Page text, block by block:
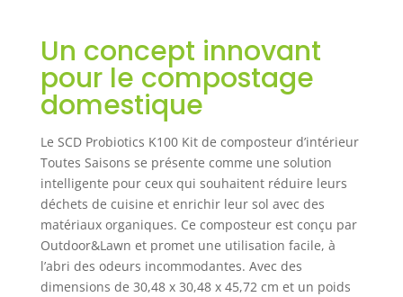
d'évacuer
l'humidité libérée
par les restes de
éviter tout gâchis
Le robinet permet
un retrait facile du
thé de compost
liquide pour être
utilisé comme
engrais végétal ou
domestique
Un concept innovant
pour le compostage
domestique
Le SCD Probiotics K100 Kit de composteur d’intérieur
Toutes Saisons se présente comme une solution
intelligente pour ceux qui souhaitent réduire leurs
déchets de cuisine et enrichir leur sol avec des
matériaux organiques. Ce composteur est conçu par
Outdoor&Lawn et promet une utilisation facile, à
l’abri des odeurs incommodantes. Avec des
dimensions de 30,48 x 30,48 x 45,72 cm et un poids